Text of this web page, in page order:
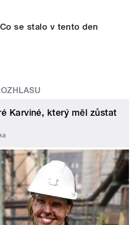
se stalo v tento den
Karviné, který měl zůstat